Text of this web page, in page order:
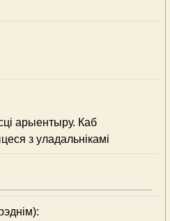
арыентыру. Каб
з уладальнікамі